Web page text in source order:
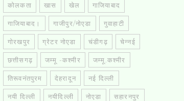
कोलकता खास खेल गाजियाबाद
गाजियाबाद। गाजीपुर/नोएडा गुवाहाटी
गोरखपुर ग्रेटर नोएडा चंडीगढ़ चेन्नई
छत्तीसगढ़ जम्मू -कश्मीर जम्मू.कश्मीर
तिरूवनंतपुरम देहरादून नई दिल्ली
नयी दिल्ली नयीदिल्ली नोएडा सहारनपुर